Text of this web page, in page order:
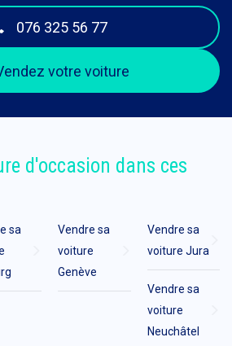
076 325 56 77
votre voiture
d'occasion dans ces
sa
Vendre sa
voiture
Genève
Vendre sa
voiture Jura
Vendre sa
voiture
Neuchâtel